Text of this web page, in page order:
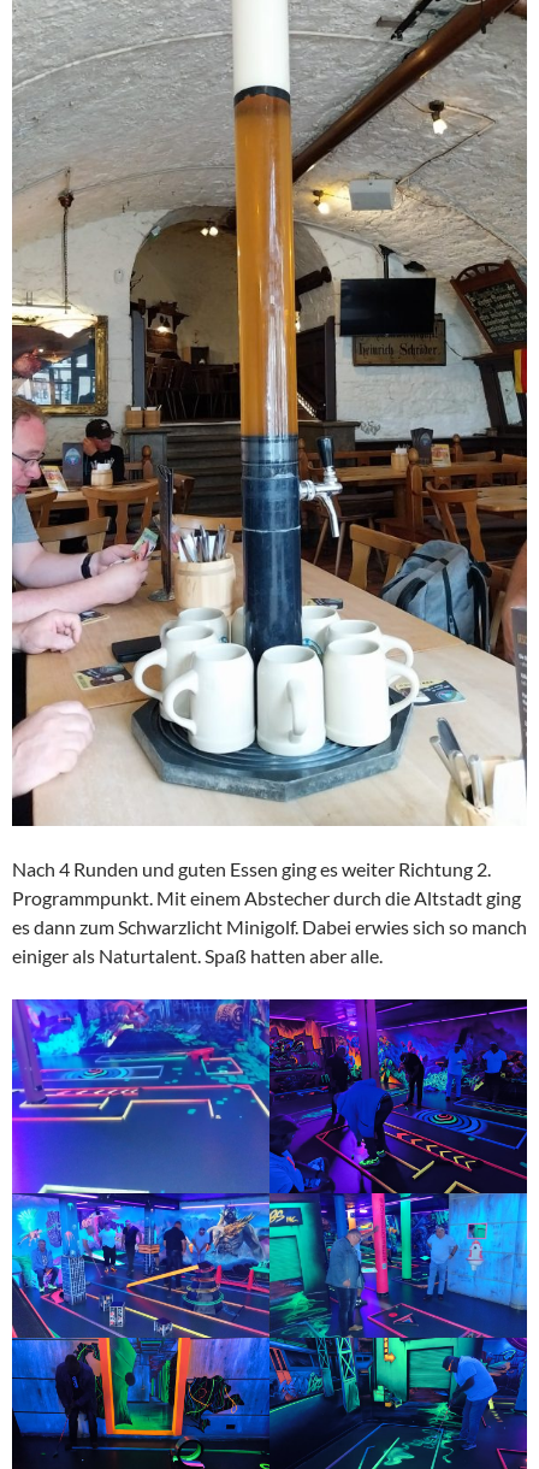
Nach 4 Runden und guten Essen ging es weiter Richtung 2.
Programmpunkt. Mit einem Abstecher durch die Altstadt ging
es dann zum Schwarzlicht Minigolf. Dabei erwies sich so manch
einiger als Naturtalent. Spaß hatten aber alle.